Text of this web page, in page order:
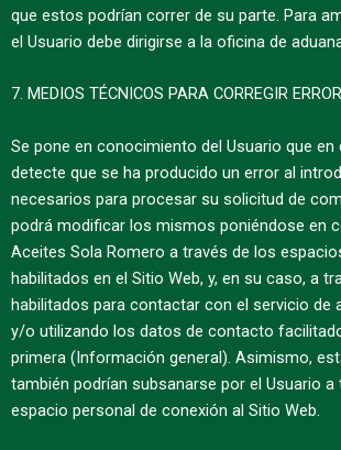
que estos podrían correr de su parte. Para
el Usuario debe dirigirse a la oficina de
7. MEDIOS TÉCNICOS PARA CORREGIR
Se pone en conocimiento del Usuario que en
detecte que se ha producido un error al
necesarios para procesar su solicitud de
podrá modificar los mismos poniéndose en
Aceites Sola Romero a través de los
habilitados en el Sitio Web, y, en su caso, a
habilitados para contactar con el servicio de
y/o utilizando los datos de contacto
primera (Información general). Asimismo,
también podrían subsanarse por el Usuario a
espacio personal de conexión al Sitio Web.